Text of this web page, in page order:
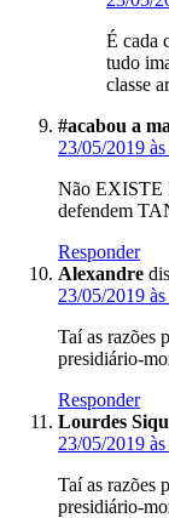
É cada
tudo
classe
#acabou a
23/05/2019
Não EXISTE
defendem
Responder
Alexandre
23/05/2019
Taí as razões
presidiário-
Responder
Lourdes
23/05/2019
Taí as razões
presidiário-